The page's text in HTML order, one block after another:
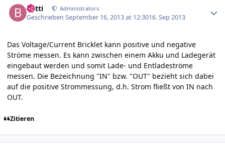
batti Administrators
GeschriebenSeptember 16, 2013 at 12:3016. Sep 2013
Das Voltage/Current Bricklet kann positive und negative
Ströme messen. Es kann zwischen einem Akku und Ladegerät
eingebaut werden und somit Lade- und Entladeströme
messen. Die Bezeichnung "IN" bzw. "OUT" bezieht sich dabei
auf die positive Strommessung, d.h. Strom fließt von IN nach
OUT.
Zitieren